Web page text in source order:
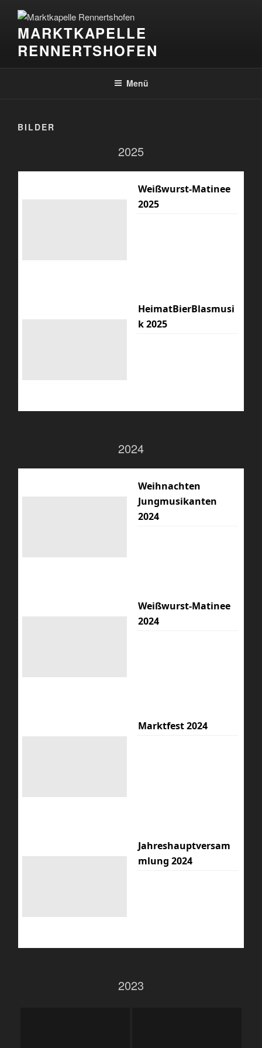
Inhalt
springenMARKTKAPELLE
RENNERTSHOFEN
Menü
BILDER
2025
Weißwurst-Matinee
2025
HeimatBierBlasmusi
k 2025
2024
Weihnachten
Jungmusikanten
2024
Weißwurst-Matinee
2024
Marktfest 2024
Jahreshauptversam
mlung 2024
2023